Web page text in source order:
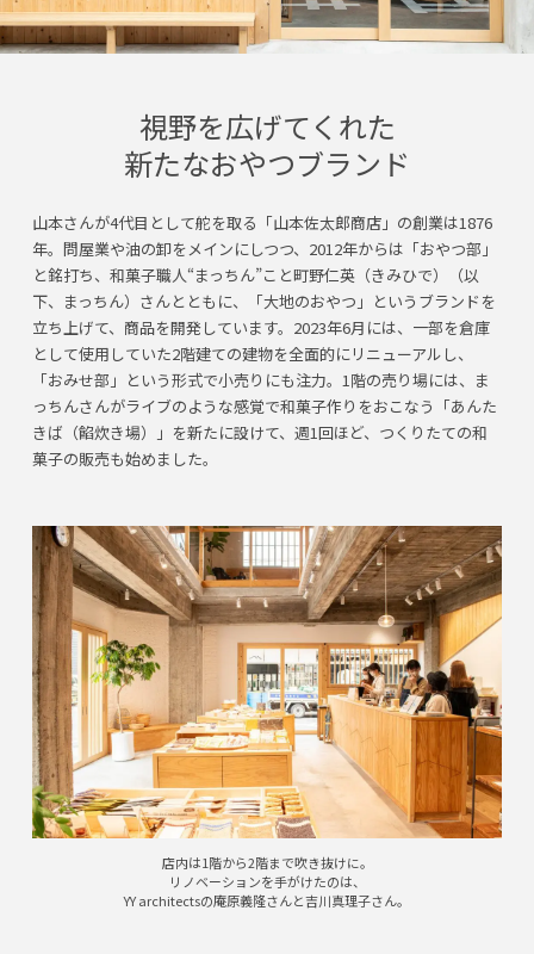
視野を広げてくれた
新たなおやつブランド
山本さんが4代目として舵を取る「山本佐太郎商店」の創業は1876
年。問屋業や油の卸をメインにしつつ、2012年からは「おやつ部」
と銘打ち、和菓子職人“まっちん”こと町野仁英（きみひで）（以
下、まっちん）さんとともに、「大地のおやつ」というブランドを
立ち上げて、商品を開発しています。2023年6月には、一部を倉庫
として使用していた2階建ての建物を全面的にリニューアルし、
「おみせ部」という形式で小売りにも注力。1階の売り場には、ま
っちんさんがライブのような感覚で和菓子作りをおこなう「あんた
きば（餡炊き場）」を新たに設けて、週1回ほど、つくりたての和
菓子の販売も始めました。
店内は1階から2階まで吹き抜けに。
リノベーションを手がけたのは、
YY architectsの庵原義隆さんと吉川真理子さん。